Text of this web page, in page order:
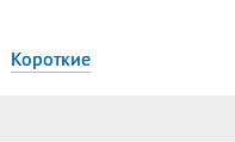
Короткие